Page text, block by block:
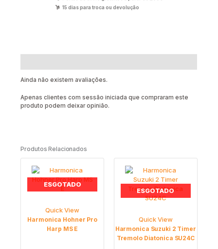
15 dias para troca ou devolução
Ainda não existem avaliações.
Apenas clientes com sessão iniciada que compraram este
produto podem deixar opinião.
Produtos Relacionados
ESGOTADO
Quick View
Harmonica Hohner Pro
Harp MS E
ESGOTADO
Quick View
Harmonica Suzuki 2 Timer
Tremolo Diatonica SU24C